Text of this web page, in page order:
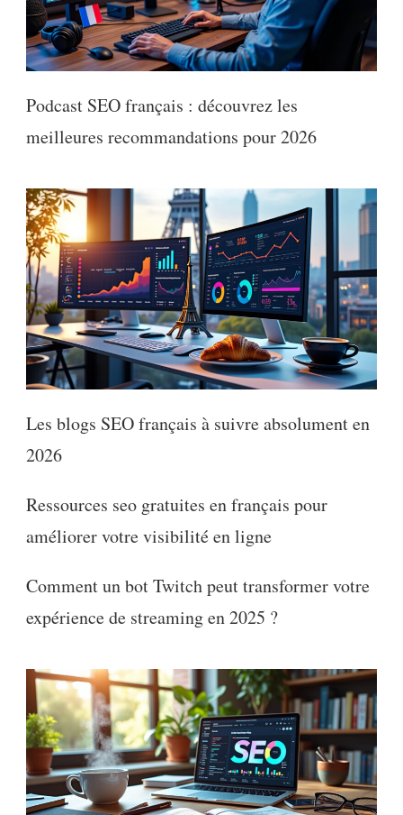
Podcast SEO français : découvrez les
meilleures recommandations pour 2026
Les blogs SEO français à suivre absolument en
2026
Ressources seo gratuites en français pour
améliorer votre visibilité en ligne
Comment un bot Twitch peut transformer votre
expérience de streaming en 2025 ?